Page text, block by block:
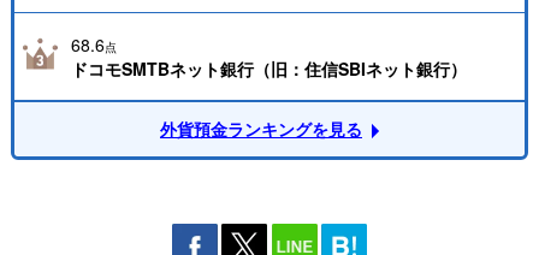
68.6点
ドコモSMTBネット銀行（旧：住信SBIネット銀行）
外貨預金ランキングを見る